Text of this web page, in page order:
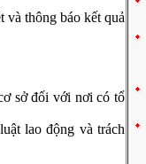
và thông báo kết quả
sở đối với nơi có tổ
lao động và trách